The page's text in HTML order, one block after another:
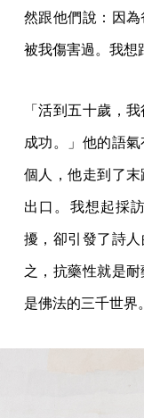
然跟他們說：因
被我傷害過。我想
「活到五十歲，
成功。」他的語
個人，他走到了
出口。我想起採
擾，卻引發了詩
之，抗藥性就是
是佛法的三千世界。